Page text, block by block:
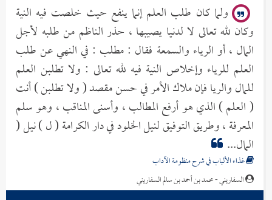
النهي عن طلب العلم للرياء وإخلاص النية فيه لله تعالى
ولما كان طلب العلم إنما ينفع حيث خلصت فيه النية
وكان لله تعالى لا لدنيا يصيبها ، حذر الناظم من طلبه لأجل
المال ، أو الرياء والسمعة فقال : مطلب : في النهي عن طلب
العلم للرياء وإخلاص النية فيه لله تعالى : ولا تطلبن العلم
للمال والريا فإن ملاك الأمر في حسن مقصد ( ولا تطلبن ) أنت
( العلم ) الذي هو أرفع المطالب ، وأسنى المناقب ، وهو سلم
المعرفة ، وطريق التوفيق لنيل الخلود في دار الكرامة ( ل ) نيل (
المال...
غذاء الألباب في شرح منظومة الآداب